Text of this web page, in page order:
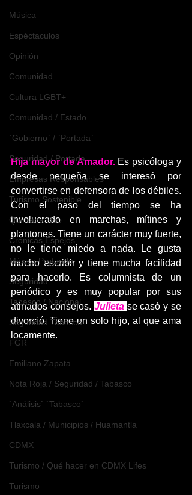
Música
Espéctaculos
Opinión
Comunidad
Cultura LGBT+
Comunidad / Estado
`Gobierno` / `Portada`
Seguridad / Portada
Empresas Responsables
Turismo Sostenible
Quintana Roo
Crónicas Espejos
México Profundo
Seguridad
Tabasco / Nacional
Seguridad Tabasco
FGR
Emiliano Zapata
Nota Roja / Seguridad / Tabasco
`Análisis` `Tabasco`
Tlaxcala / Municipios / Huamantla
CDMX
Turismo / Qué hacer en CDMX Lifes
Turismo
Hija mayor de Amador. Es psicóloga y
desde pequeña se interesó por
convertirse en defensora de los débiles.
Con el paso del tiempo se ha
involucrado en marchas, mítines y
plantones. Tiene un carácter muy fuerte,
no le tiene miedo a nada. Le gusta
mucho escribir y tiene mucha facilidad
para hacerlo. Es columnista de un
periódico y es muy popular por sus
atinados consejos. Julieta se casó y se
divorció. Tiene un solo hijo, al que ama
locamente.